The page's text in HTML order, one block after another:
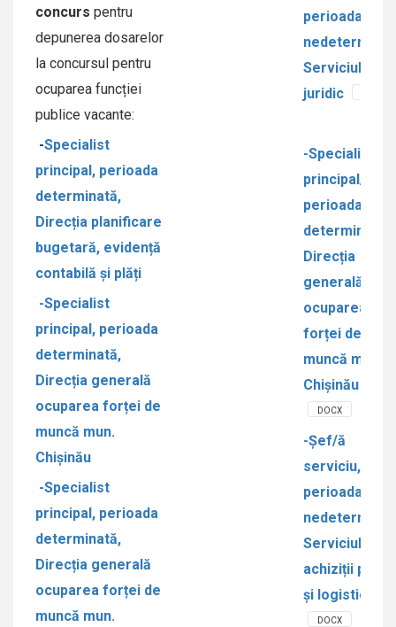
concurs pentru
depunerea dosarelor
la concursul pentru
ocuparea funcției
publice vacante:
-Specialist
principal, perioada
determinată,
Direcția planificare
bugetară, evidență
contabilă și plăți
-Specialist
principal, perioada
determinată,
Direcția generală
ocuparea forței de
muncă mun.
Chișinău
-Specialist
principal, perioada
determinată,
Direcția generală
ocuparea forței de
muncă mun.
perioada
Serviciul
juridic
-Specialist/ă
principal/ă,
perioada
determinată,
Direcția
generală
ocuparea
forței de
muncă mun.
Chișinău
DOCX
-Șef/ă
serviciu,
perioada
Serviciul
achiziții
și logistică
DOCX